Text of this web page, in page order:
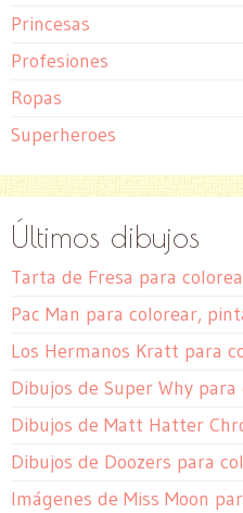
Princesas
Profesiones
Ropas
Superheroes
Últimos dibujos
Tarta de Fresa para
Pac Man para colorear,
Los Hermanos Kratt para
Dibujos de Super Why
Dibujos de Matt Hatter
Dibujos de Doozers para
Imágenes de Miss Moon